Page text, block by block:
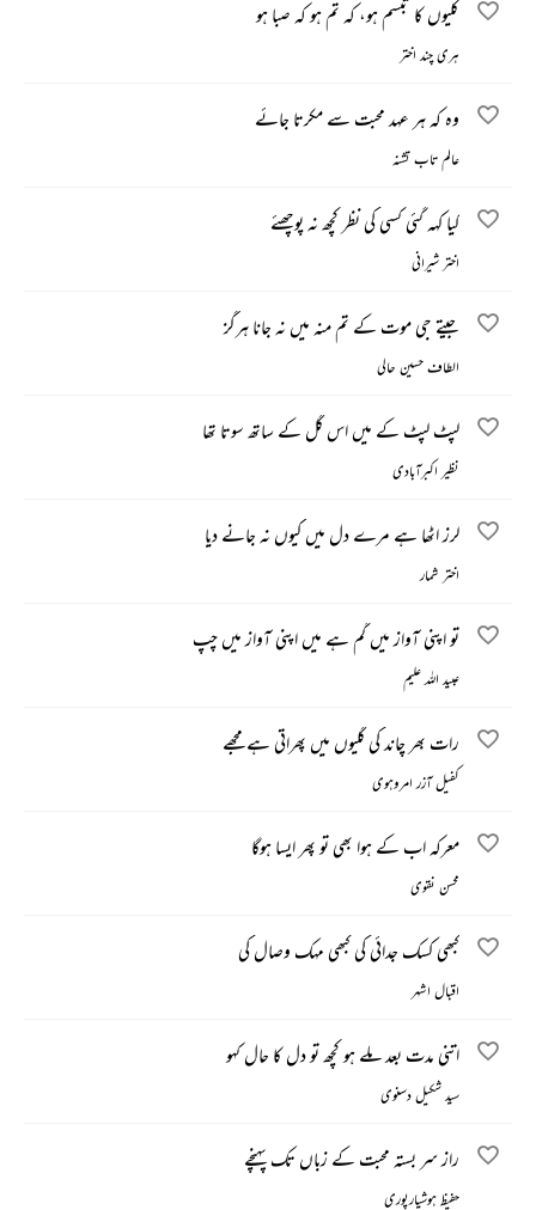
کلیوں کا تبسم ہو، کہ تم ہو کہ صبا ہو
ہری چند اختر
وہ کہ ہر عہد محبت سے مکرتا جائے
عالم تاب تشنہ
کیا کہہ گئی کسی کی نظر کچھ نہ پوچھئے
اختر شیرانی
جیتے جی موت کے تم منہ میں نہ جانا ہرگز
الطاف حسین حالی
لپٹ لپٹ کے میں اس گل کے ساتھ سوتا تھا
نظیر اکبرآبادی
لرز اٹھا ہے مرے دل میں کیوں نہ جانے دیا
اختر شمار
تو اپنی آواز میں گم ہے میں اپنی آواز میں چپ
عبید اللہ علیم
رات بھر چاند کی گلیوں میں پھراتی ہے مجھے
کفیل آزر امروہوی
معرکہ اب کے ہوا بھی تو پھر ایسا ہوگا
محسن نقوی
کبھی کسک جدائی کی کبھی مہک وصال کی
اقبال اشہر
اتنی مدت بعد ملے ہو کچھ تو دل کا حال کہو
سید شکیل دسنوی
راز سر بستہ محبت کے زباں تک پہنچے
حفیظ ہوشیارپوری